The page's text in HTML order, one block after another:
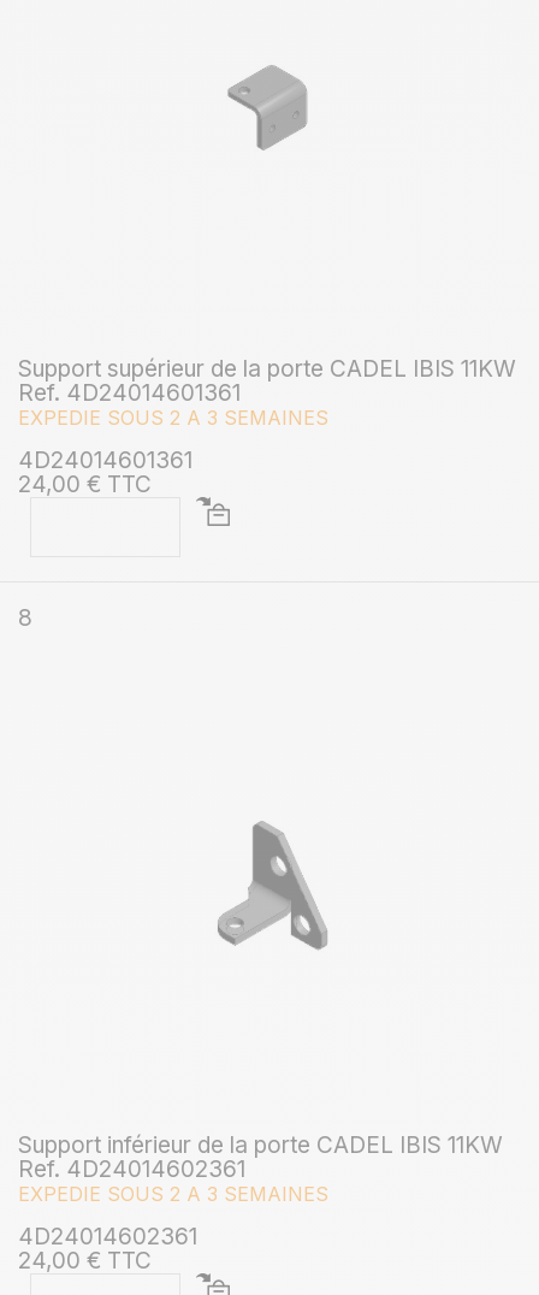
Support supérieur de la porte CADEL IBIS 11KW
Ref. 4D24014601361
EXPEDIE SOUS 2 A 3 SEMAINES
4D24014601361
24,00 € TTC
8
Support inférieur de la porte CADEL IBIS 11KW
Ref. 4D24014602361
EXPEDIE SOUS 2 A 3 SEMAINES
4D24014602361
24,00 € TTC